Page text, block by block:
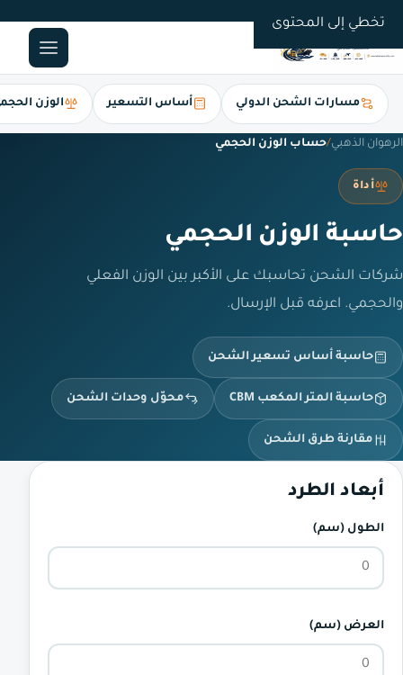
تخطي إلى المحتوى
مسارات الشحن الدولي أساس التسعير الوزن
الرهوان الذهبي/حساب الوزن الحجمي
أداة
حاسبة الوزن الحجمي
شركات الشحن تحاسبك على الأكبر بين الوزن الفعلي
والحجمي. اعرفه قبل الإرسال.
حاسبة أساس تسعير الشحن
حاسبة المتر المكعب CBM محوّل وحدات الشحن
مقارنة طرق الشحن
أبعاد الطرد
الطول (سم)
العرض (سم)